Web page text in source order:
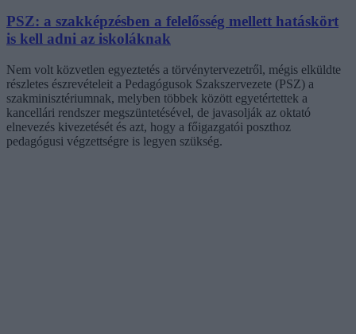
PSZ: a szakképzésben a felelősség mellett hatáskört
is kell adni az iskoláknak
Nem volt közvetlen egyeztetés a törvénytervezetről, mégis elküldte
részletes észrevételeit a Pedagógusok Szakszervezete (PSZ) a
szakminisztériumnak, melyben többek között egyetértettek a
kancellári rendszer megszüntetésével, de javasolják az oktató
elnevezés kivezetését és azt, hogy a főigazgatói poszthoz
pedagógusi végzettségre is legyen szükség.